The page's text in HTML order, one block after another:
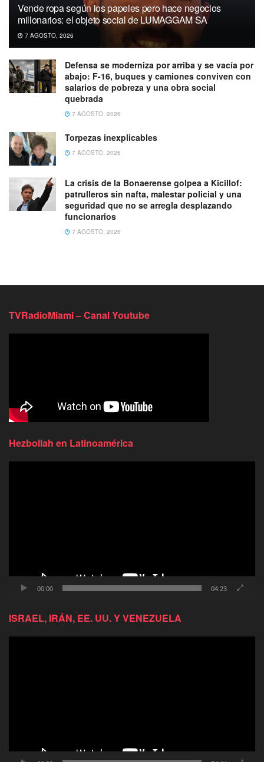
Vende ropa según los papeles pero hace negocios
millonarios: el objeto social de LUMAGGAM SA
7 AGOSTO, 2026
Defensa se moderniza por arriba y se vacía por
abajo: F-16, buques y camiones conviven con
salarios de pobreza y una obra social
quebrada
7 AGOSTO, 2026
Torpezas inexplicables
7 AGOSTO, 2026
La crisis de la Bonaerense golpea a Kicillof:
patrulleros sin nafta, malestar policial y una
seguridad que no se arregla desplazando
funcionarios
7 AGOSTO, 2026
TVRadioMiami – Canal Youtube
Hezbollah en Latinoamérica
00:00 04:23
ISRAEL, IRÁN, EE. UU. Y VENEZUELA